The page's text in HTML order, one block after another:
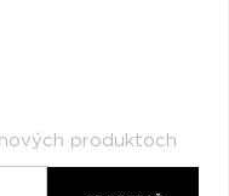
produktoch